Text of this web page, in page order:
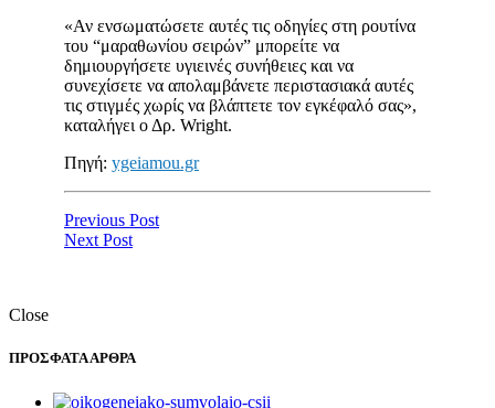
«Αν ενσωματώσετε αυτές τις οδηγίες στη ρουτίνα
του “μαραθωνίου σειρών” μπορείτε να
δημιουργήσετε υγιεινές συνήθειες και να
συνεχίσετε να απολαμβάνετε περιστασιακά αυτές
τις στιγμές χωρίς να βλάπτετε τον εγκέφαλό σας»,
καταλήγει ο Δρ. Wright.
Πηγή: ygeiamou.gr
Previous Post
Next Post
Close
ΠΡΟΣΦΑΤΑ ΑΡΘΡΑ